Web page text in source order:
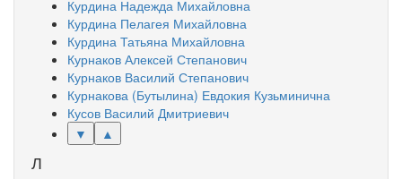
Курдина Надежда Михайловна
Курдина Пелагея Михайловна
Курдина Татьяна Михайловна
Курнаков Алексей Степанович
Курнаков Василий Степанович
Курнакова (Бутылина) Евдокия Кузьминична
Кусов Василий Дмитриевич
▼
▲
Л